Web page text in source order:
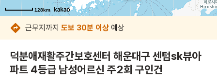
128km
128km
128km
128km
128km
128km
128km
근무지까지 도보 30분 이상 예상
덕분애재활주간보호센터 해운대구 센텀sk뷰아
파트 4등급 남성어르신 주2회 구인건